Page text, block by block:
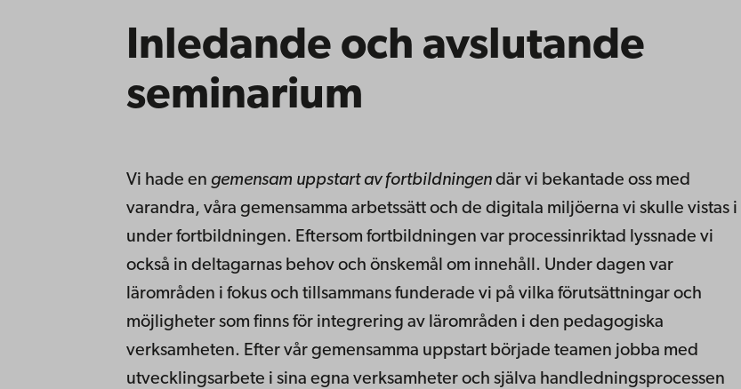
Inledande och avslutande
seminarium
Vi hade en gemensam uppstart av fortbildningendär vi bekantade oss med
varandra, våra gemensamma arbetssätt och de digitala miljöerna vi skulle vistas i
under fortbildningen. Eftersom fortbildningen var processinriktad lyssnade vi
också in deltagarnas behov och önskemål om innehåll. Under dagen var
lärområden i fokus och tillsammans funderade vi på vilka förutsättningar och
möjligheter som finns för integrering av lärområden i den pedagogiska
verksamheten. Efter vår gemensamma uppstart började teamen jobba med
utvecklingsarbete i sina egna verksamheter och själva handledningsprocessen